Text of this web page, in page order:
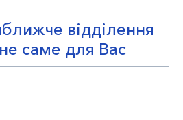
відділення
саме для Вас